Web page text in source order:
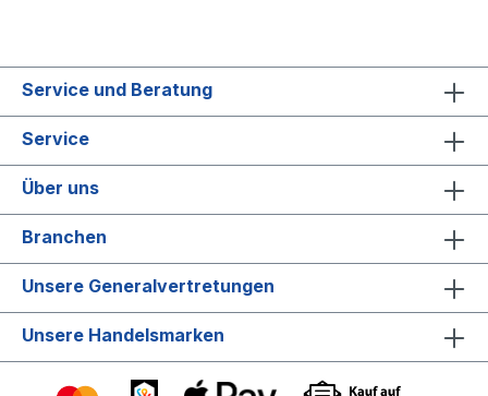
Service und Beratung
Service
Über uns
Branchen
Unsere Generalvertretungen
Unsere Handelsmarken